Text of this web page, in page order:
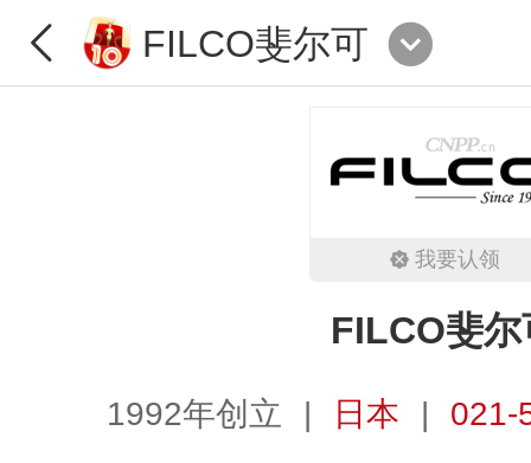
FILCO斐尔可
我要认领
FILCO斐尔
1992年创立 日本
021-